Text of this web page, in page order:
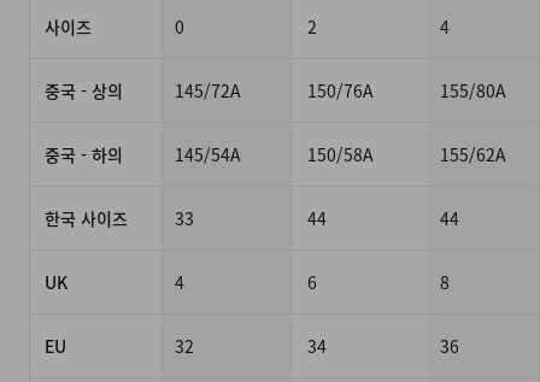
사이즈 0 2 4
중국 - 상의 145/72A 150/76A 155/80A
중국 - 하의 145/54A 150/58A 155/62A
한국 사이즈 33 44 44
UK 4 6 8
EU 32 34 36